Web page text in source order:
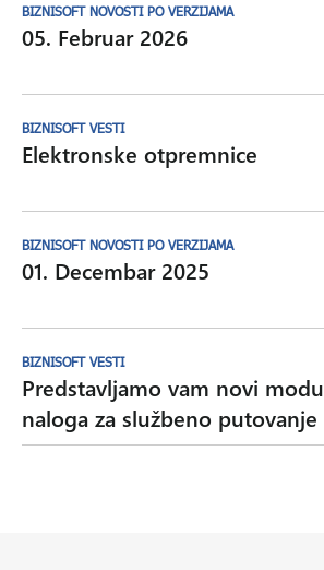
BIZNISOFT NOVOSTI PO VERZIJAMA
05. Februar 2026
BIZNISOFT VESTI
Elektronske otpremnice
BIZNISOFT NOVOSTI PO VERZIJAMA
01. Decembar 2025
BIZNISOFT VESTI
Predstavljamo vam novi
naloga za službeno putovanje